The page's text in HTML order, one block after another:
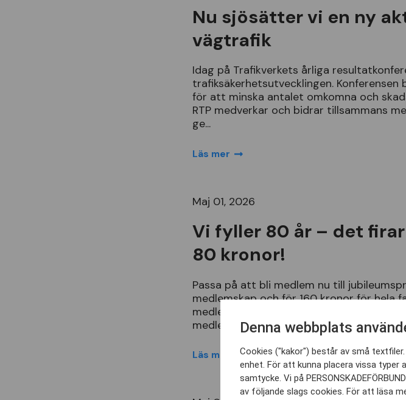
Nu sjösätter vi en ny
vägtrafik
Idag på Trafikverkets årliga
trafiksäkerhetsutvecklingen. Konferensen
för att minska antalet omkomna och
RTP medverkar och bidrar tillsammans
ge...
Läs mer
Maj 01, 2026
Vi fyller 80 år – det
80 kronor!
Passa på att bli medlem nu till
medlemskap och för 160 kronor för hela
medlemsf
medlemskapär 300 kronor enskilt och
Läs mer
Denna webbplats
Cookies ("kakor") består av små
enhet. För att kunna placera vissa typer
samtycke. Vi på
av följande slags cookies. För att läsa